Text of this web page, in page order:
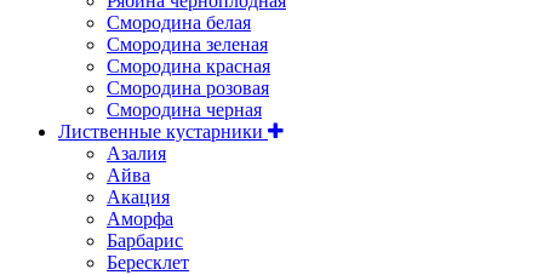
Смородина белая
Смородина зеленая
Смородина красная
Смородина розовая
Смородина черная
Лиственные кустарники
Азалия
Айва
Акация
Аморфа
Барбарис
Бересклет